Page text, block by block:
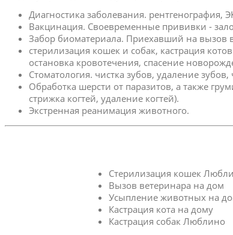
Диагностика заболевания. рентгенография,
Вакцинация. Своевременные прививки -
Забор биоматериала. Приехавший на вызов
стерилизация кошек и собак, кастрация
остановка кровотечения, спасение
Стоматология. чистка зубов, удаление зубов,
Обработка шерсти от паразитов, а также
стрижка когтей, удаление когтей).
Экстренная реанимация животного.
Стерилизация кошек
Вызов ветеринара на дом
Усыпление животных на
Кастрация кота на дому
Кастрация собак Люблино